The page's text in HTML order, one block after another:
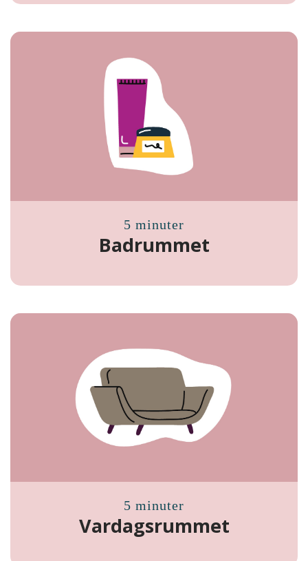
5 minuter
Badrummet
5 minuter
Vardagsrummet